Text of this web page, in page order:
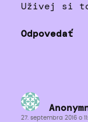
Uživej si
Odpovedať
27. septembra 2016 o